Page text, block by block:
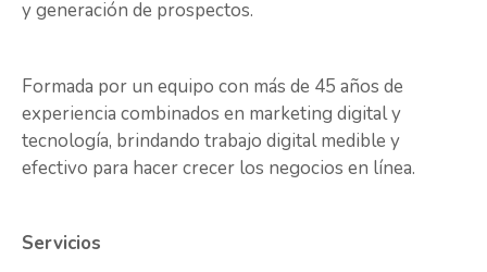
y generación de prospectos.
Formada por un equipo con más de 45 años de
experiencia combinados en marketing digital y
tecnología, brindando trabajo digital medible y
efectivo para hacer crecer los negocios en línea.
Servicios